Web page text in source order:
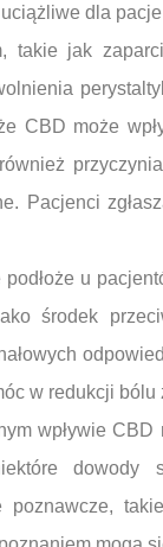
dla
takie jak
CBD może
Pacjenci
u
środek
w redukcji
wpływie
dowody
poznawcze,